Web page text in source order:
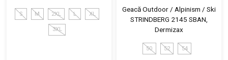
S M 2XL L XL
3XL
Geacă Outdoor / Alpinism / Ski
STRINDBERG 2145 SBAN,
Dermizax
50 52 54